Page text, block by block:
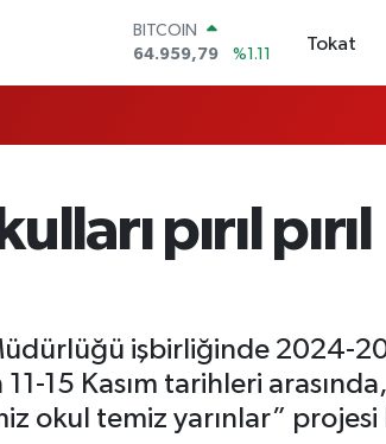
DOLAR
47,7436
%0.18
64,4811
%0.38
BİST100
13.779
Tokat
pırıl pırıl
işbirliğinde 2024-
15 Kasım tarihleri
okul temiz yarınlar” projesi